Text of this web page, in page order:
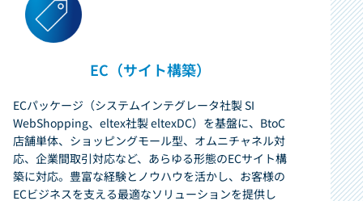
EC（サイト構築）
ECパッケージ（システムインテグレータ社製 SI
WebShopping、eltex社製 eltexDC）を基盤に、BtoC
店舗単体、ショッピングモール型、オムニチャネル対
応、企業間取引対応など、あらゆる形態のECサイト構
築に対応。豊富な経験とノウハウを活かし、お客様の
ECビジネスを支える最適なソリューションを提供し